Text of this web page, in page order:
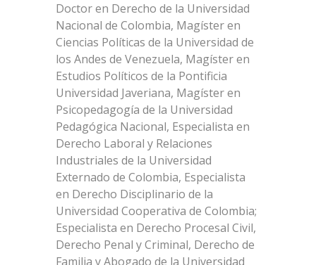
Doctor en Derecho de la Universidad
Nacional de Colombia, Magíster en
Ciencias Políticas de la Universidad de
los Andes de Venezuela, Magíster en
Estudios Políticos de la Pontificia
Universidad Javeriana, Magíster en
Psicopedagogía de la Universidad
Pedagógica Nacional, Especialista en
Derecho Laboral y Relaciones
Industriales de la Universidad
Externado de Colombia, Especialista
en Derecho Disciplinario de la
Universidad Cooperativa de Colombia;
Especialista en Derecho Procesal Civil,
Derecho Penal y Criminal, Derecho de
Familia y Abogado de la Universidad